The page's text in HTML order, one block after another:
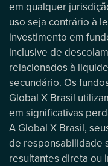
em qualquer
uso seja contrário à
investimento em
inclusive de
relacionados à
secundário. Os
Global X Brasil
em significativas
A Global X Brasil,
de responsabilidade
resultantes direta ou